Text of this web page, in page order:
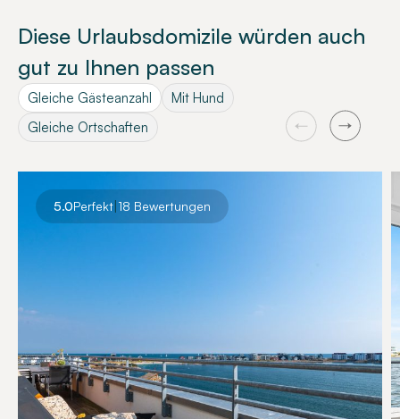
Diese Urlaubsdomizile würden auch
gut zu Ihnen passen
Gleiche Gästeanzahl
Mit Hund
Gleiche Ortschaften
5.0Perfekt|18 Bewertungen